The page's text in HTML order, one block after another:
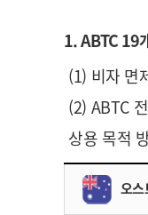
1. ABTC 19
(1) 비자 면
(2) ABTC
상용 목적
오스